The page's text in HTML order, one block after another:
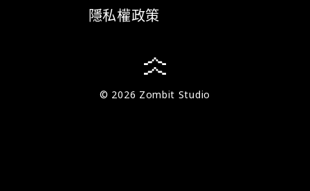
隱私權政策
© 2026 Zombit Studio